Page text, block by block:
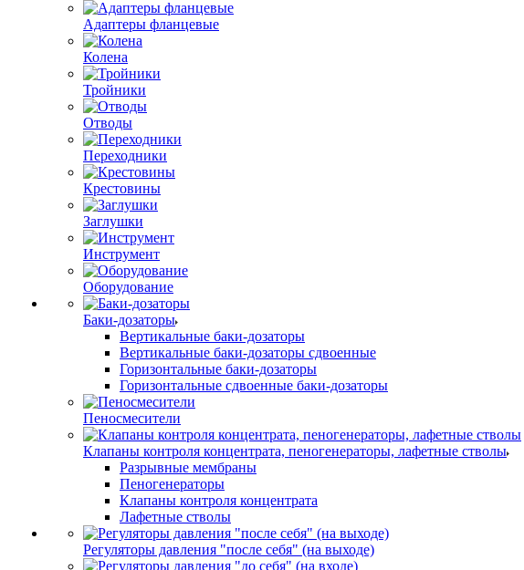
Адаптеры фланцевые
Колена
Тройники
Отводы
Переходники
Крестовины
Заглушки
Инструмент
Оборудование
Баки-дозаторы
Вертикальные баки-дозаторы
Вертикальные баки-дозаторы сдвоенные
Горизонтальные баки-дозаторы
Горизонтальные сдвоенные баки-дозаторы
Пеносмесители
Клапаны контроля концентрата, пеногенераторы, лафетные стволы
Разрывные мембраны
Пеногенераторы
Клапаны контроля концентрата
Лафетные стволы
Регуляторы давления "после себя" (на выходе)